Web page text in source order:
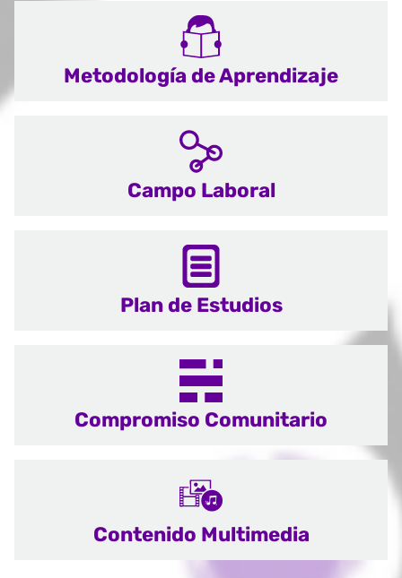
Metodología de Aprendizaje
Campo Laboral
Plan de Estudios
Compromiso Comunitario
Contenido Multimedia